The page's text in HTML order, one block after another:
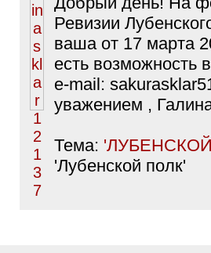
Ревизии
ваша от 17 марта
есть возможность
е-mail:
уважением ,
Тема: 'ЛУБЕНСКОЙ
'Лубенской полк'